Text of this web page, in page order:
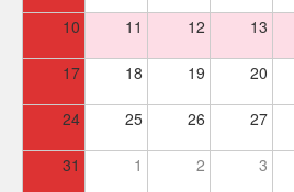
10 11 12 13
17 18 19 20
24 25 26 27
31 1 2 3